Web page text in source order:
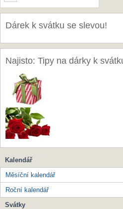
Dárek k svátku se slevou!
Najisto: Tipy na dárky k
Kalendář
Měsíční kalendář
Roční kalendář
Svátky